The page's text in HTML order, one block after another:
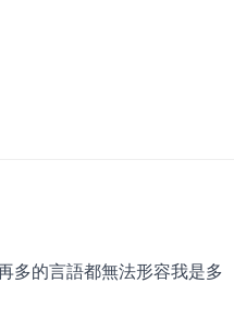
多的言語都無法形容我是多